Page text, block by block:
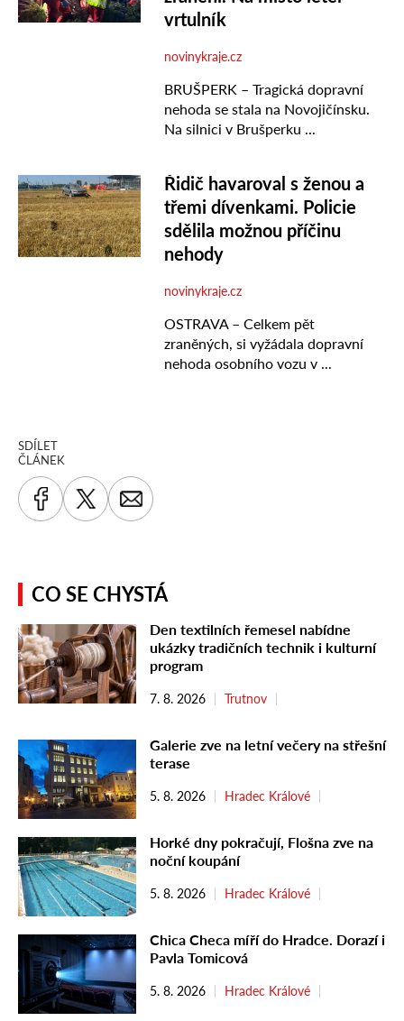
SDÍLET
ČLÁNEK
CO SE CHYSTÁ
Den textilních řemesel nabídne
ukázky tradičních technik i kulturní
program
7. 8. 2026 Trutnov
Galerie zve na letní večery na střešní
terase
5. 8. 2026 Hradec Králové
Horké dny pokračují, Flošna zve na
noční koupání
5. 8. 2026 Hradec Králové
Chica Checa míří do Hradce. Dorazí i
Pavla Tomicová
5. 8. 2026 Hradec Králové